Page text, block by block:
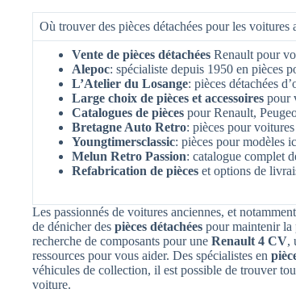
Où trouver des pièces détachées pour les voitures
Vente de pièces détachées Renault pour
Alepoc: spécialiste depuis 1950 en pièces
L’Atelier du Losange: pièces détachées
Large choix de pièces et accessoires pour
Catalogues de pièces pour Renault,
Bretagne Auto Retro: pièces pour
Youngtimersclassic: pièces pour modèles
Melun Retro Passion: catalogue complet
Refabrication de pièces et options de
Les passionnés de voitures anciennes, et
de dénicher des pièces détachées pour maintenir la
recherche de composants pour une Renault 4 CV,
ressources pour vous aider. Des spécialistes en
véhicules de collection, il est possible de trouver
voiture.